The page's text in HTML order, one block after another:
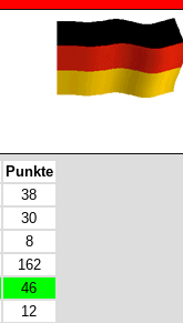
Punkte
38
30
8
162
46
12